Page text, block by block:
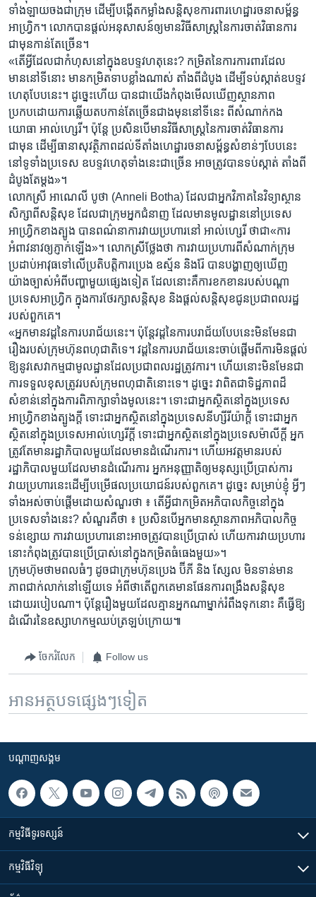
ទាំងឡាយ​ចងជាក្រុម ដើម្បី​បង្កើត​កម្លាំង​សន្តិសុខ​ការ​ពារ​ហេដ្ឋារចនា​សម្ព័ន្ធ​
អាហ្រ្វិក។ លោក​បាន​ផ្តល់​អនុសាសន៍​ឲ្យ​មាន​វិធីសាស្ត្រនៃការចាត់វិធានការ​
ជាមុន​កាន់​តែ​ច្រើន។
«តើ​អ្វី​ដែលជា​កំហុសនៅ​ក្នុង​ឧបទ្ទវហតុ​នេះ? កម្រិត​នៃ​ការ​ការ​ពារ​ដែល​
មាននៅ​ទី​នោះ មាន​កម្រិតទាប​ខ្លាំង​ណាស់ តាំង​ពីដំបូង ដើម្បី​ទប់ស្កាត់​ឧបទ្ទវ
ហេតុ​បែបនេះ។ ដូច្នេះ​ហើយ បានជាយើង​កំពុងមើល​ឃើញ​ស្ថានភាព​
ប្រកបដោយ​ការ​ឆ្លើយតប​កាន់​តែ​ច្រើន​ជាង​មុន​នៅ​ទីនេះ​ ពីសំណាក់​កង​
យោធា អាល់ហ្សេរី។ ប៉ុន្តែ ប្រសិនបើ​មាន​វិធីសាស្ត្រ​នៃ​ការចាត់​វិធានការ
ជាមុន ដើម្បី​ធានា​សុវត្ថិភាពដល់​ទីតាំងហេដ្ឋារចនា​សម្ព័ន្ធ​សំខាន់​ៗ​បែបនេះ​
នៅ​ទូ​ទាំង​ប្រទេស ឧបទ្ទវហេតុ​ទាំង​នេះ​ជាច្រើន ​អាច​ត្រូវ​បាន​ទប់​ស្កាត់​ តាំង​ពី
ដំបូងតែម្តង»។
លោកស្រី អាណេលី បូថា (Anneli Botha) ដែលជាអ្នក​វិភាគនៃ​វិទ្យាស្ថាន​
សិក្សា​ពី​សន្តិសុខ ដែលជា​ក្រុមអ្នកជំនាញ ដែល​មាន​មូលដ្ឋាន​នៅ​ប្រទេស​
អាហ្វ្រិក​ខាងត្បូង បាន​ពណ៌នា​ការ​វាយ​ប្រហារ​នៅ អាល់ហ្សេរី ថា​ជា​«​ការ​
អំពាវនា​វឲ្យ​ភ្ញាក់​ឡើង»។ លោក​ស្រី​ថ្លែងថា ការ​វាយ​ប្រហារពី​សំណាក់ក្រុម​
ប្រដាប់​អាវុធ​ទៅ​លើ​ប្រតិបត្តិការ​ប្រេង ឧស្ម័ន និង​រ៉ែ ​បាន​បង្ហាញឲ្យ​ឃើញ
យ៉ាង​ច្បាស់​អំ​ពី​បញ្ហា​មួយ​ផ្សេង​ទៀត ដែល​នោះ​គឺ​ការ​ខកខានរបស់​បណ្តា​
ប្រទេស​អាហ្វ្រិក​ ក្នុង​ការថែរក្សា​សន្តិសុខ និងផ្តល់​សន្តិសុខជូន​ប្រជា​ពលរដ្ឋ​
របស់​ពួកគេ។
«អ្នក​មាន​វដ្ត​នៃ​ការ​បរាជ័យ​នេះ​។ ប៉ុន្តែ​វដ្តនៃការ​បរាជ័យបែបនេះ​មិន​មែនជា
រឿង​របស់​ក្រុមហ៊ុនពហុជាតិទេ។ វដ្តនៃការ​បរាជ័យ​នេះ​ចាប់​ផ្តើម​ពី​ការ​មិន​ផ្តល់​
ឱ្យ​នូវ​សេវាកម្ម​ជាមូលដ្ឋាន​ដែល​ប្រជាពលរដ្ឋ​ត្រូវការ។ ហើយ​នោះ​មិន​មែន​ជា​
ការ​ទទួលខុសត្រូវ​របស់​ក្រុម​ពហុជាតិនោះ​ទេ។ ដូច្នេះ វា​ពិតជា​ទិដ្ឋភាព​ដ៏​
សំខាន់​នៅ​ក្នុង​ការ​ពិភាក្សាទាំង​មូលនេះ។ ទោះជា​អ្នក​ស្ថិត​នៅ​ក្នុង​ប្រទេស​
អាហ្វ្រិក​ខាងត្បូងក្តី ទោះជាអ្នក​ស្ថិត​នៅ​ក្នុង​ប្រទេសនីហ្សីរីយ៉ាក្តី ទោះជា​អ្នក
ស្ថិត​នៅ​ក្នុង​ប្រទេស​អាល់ហ្សេរី​ក្តី ទោះជាអ្នក​ស្ថិតនៅក្នុង​ប្រទេស​ម៉ាលី​ក្តី អ្នក​
ត្រូវ​តែមានរដ្ឋាភិបាល​មួយ​ដែលមាន​ដំណើរការ។ ហើយ​អវត្តមាន​របស់​
រដ្ឋាភិបាល​មួយដែលមាន​ដំណើរការ អ្នកអនុញ្ញាតិ​ឲ្យ​មនុស្ស​ប្រើ​ប្រាស់​ការ​
វាយ​ប្រហារ​នេះ​ដើម្បី​បម្រើ​ផល​ប្រយោជន៍​របស់​ពួកគេ។ ដូច្នេះ សម្រាប់​ខ្ញុំ​ អ្វី​ៗ​
ទាំង​អស់​ចាប់​ផ្តើម​ដោយសំណួរ​ថា ៖ តើអ្វី​ជា​កម្រិត​អភិបាល​កិច្ចនៅ​ក្នុង​
ប្រទេសទាំងនេះ? សំណួរ​គឺ​ថា ៖ ប្រសិន​បើ​អ្នក​មាន​ស្ថានភាព​អភិបាល​កិច្ច
ទន់​ខ្សោយ​ ការ​វាយ​ប្រហារ​នោះ​អាច​ត្រូវ​បាន​ប្រើ​ប្រាស់​ ហើយ​ការ​វាយប្រហារ​
នោះ​កំពុង​ត្រូវ​បាន​ប្រើ​ប្រាស់​នៅក្នុង​កម្រិត​ធំធេង​មួយ​»។
ក្រុមហ៊ុមថាមពលធំៗ ដូចជាក្រុមហ៊ុនប្រេង ប៊ីភី និង ស្សែល មិន​ទាន់​មាន
ភាព​ជាក់លាក់​នៅឡើយទេ អំពី​ថាតើ​ពួកគេ​មាន​ផែនការ​ពង្រឹង​សន្តិសុខ​
ដោយរបៀបណា។ ប៉ុន្តែ​រឿងមួយ​ដែល​គ្មាន​អ្នកណាម្នាក់​រំពឹង​ទុក​នោះ គឺ​ធ្វើឱ្យ
ដំណើរនៃ​ឧស្សាហកម្ម​ឈប់​ត្រឡប់ក្រោយ៕
ចែករំលែក Follow us
អានអត្ថបទផ្សេងៗទៀត
បណ្តាញ​សង្គម
កម្មវិធី​ទូរទស្សន៍
កម្មវិធី​វិទ្យុ